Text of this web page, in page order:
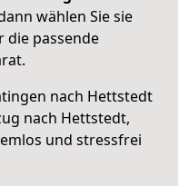
wählen Sie sie
die passende
nach Hettstedt
nach Hettstedt,
und stressfrei